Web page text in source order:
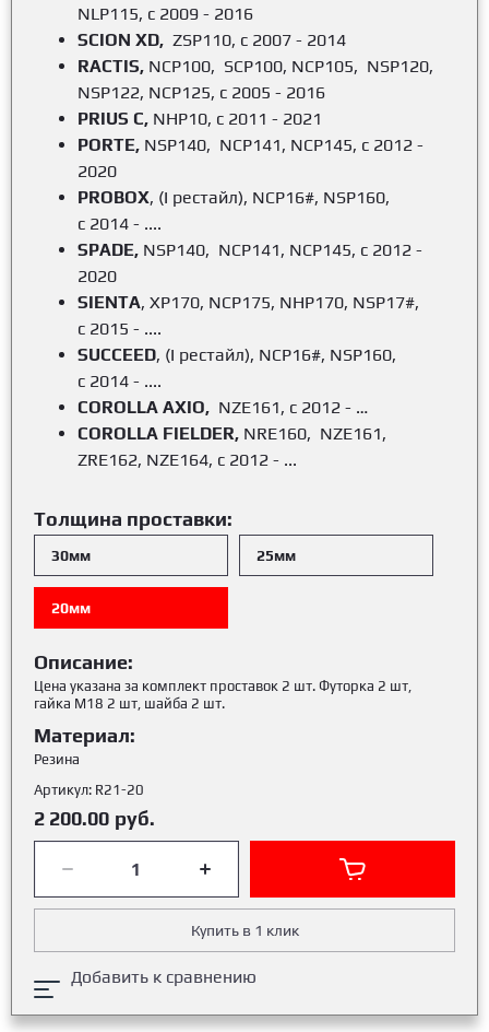
NLP115, с 2009 - 2016
SCION XD, ZSP110, с 2007 - 2014
RACTIS, NCP100, SCP100, NCP105, NSP120,
NSP122, NCP125, с 2005 - 2016
PRIUS C, NHP10, с 2011 - 2021
PORTE, NSP140, NCP141, NCP145, с 2012 -
2020
PROBOX, (I рестайл), NCP16#, NSP160,
c 2014 - ....
SPADE, NSP140, NCP141, NCP145, с 2012 -
2020
SIENTA, XP170, NCP175, NHP170, NSP17#,
c 2015 - ....
SUCCEED, (I рестайл), NCP16#, NSP160,
с 2014 - ....
COROLLA AXIO, NZE161, с 2012 - …
COROLLA FIELDER, NRE160, NZE161,
ZRE162, NZE164, с 2012 - ...
Толщина проставки:
30мм 25мм
20мм
Описание:
Цена указана за комплект проставок 2 шт. Футорка 2 шт,
гайка М18 2 шт, шайба 2 шт.
Материал:
Резина
Артикул: R21-20
2 200.00 руб.
Купить в 1 клик
Добавить к сравнению